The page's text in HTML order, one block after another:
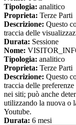
Tipologia: analitico
Proprieta: Terze Parti
Descrizione: Questo
traccia delle
Durata: Sessione
Nome:
Tipologia: analitico
Proprieta: Terze Parti
Descrizione: Questo
traccia delle
nei siti; può anche
utilizzando la nuova o
Youtube.
Durata: 6 mesi